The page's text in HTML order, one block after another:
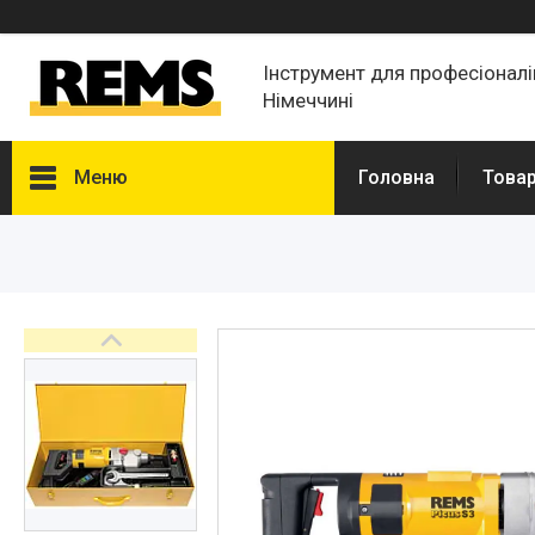
Інструмент для
Німеччині
Меню
О нас
Отзывы
Доставка и оплата
Головна